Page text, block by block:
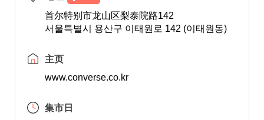
首尔特别市龙山区梨泰院路142
서울특별시 용산구 이태원로 142 (이태원동)
主页
www.converse.co.kr
集市日